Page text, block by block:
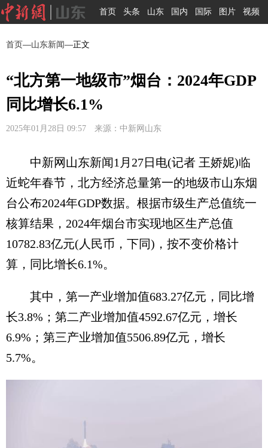
首页 头条 山东 国内 国际 图片 视频
首页—山东新闻—正文
“北方第一地级市”烟台：2024年GDP
同比增长6.1%
2025年01月28日 09:57 来源：中新网山东
中新网山东新闻1月27日电(记者 王娇妮)临
近蛇年春节，北方经济总量第一的地级市山东烟
台公布2024年GDP数据。根据市级生产总值统一
核算结果，2024年烟台市实现地区生产总值
10782.83亿元(人民币，下同)，按不变价格计
算，同比增长6.1%。
其中，第一产业增加值683.27亿元，同比增
长3.8%；第二产业增加值4592.67亿元，增长
6.9%；第三产业增加值5506.89亿元，增长
5.7%。